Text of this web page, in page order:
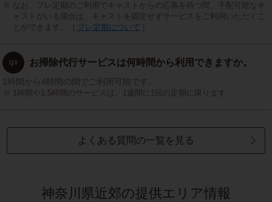
なお、プレ定期のご利用でキャストからの応募を待つ間、手配可能なキ
ャストがいる場合は、キャストを固定せずサービスをご利用いただくこ
とができます。［ プレ定期について ］
Q3 お掃除代行サービスは何時間から利用できますか。
1時間から4時間の間でご利用可能です。
1時間や1.5時間のサービスは、1週間に1回の定期に限ります
よくある質問の一覧を見る
神奈川県近郊の提供エリア情報